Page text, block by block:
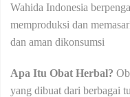
Wahida Indonesia
memproduksi dan
dan aman dikonsumsi
Apa Itu Obat Herbal?
yang dibuat dari berbagai